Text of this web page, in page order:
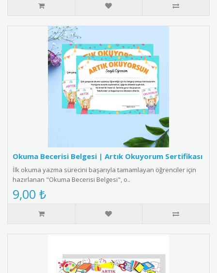
Okuma Becerisi Belgesi | Artık Okuyorum Sertifikası
İlk okuma yazma sürecini başarıyla tamamlayan öğrenciler için
hazırlanan "Okuma Becerisi Belgesi", o..
9,00 ₺